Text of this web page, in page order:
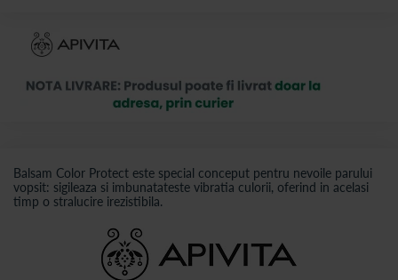
Balsam Color Protect este special conceput pentru nevoile parului
vopsit: sigileaza si imbunatateste vibratia culorii, oferind in acelasi
timp o stralucire irezistibila.